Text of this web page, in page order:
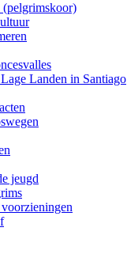
(pelgrimskoor)
Landen in Santiago
jeugd